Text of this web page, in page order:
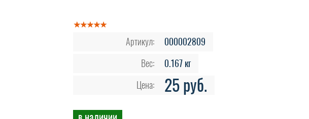
Артикул:
000002809
Вес:
0.167 кг
Цена:
25 руб.